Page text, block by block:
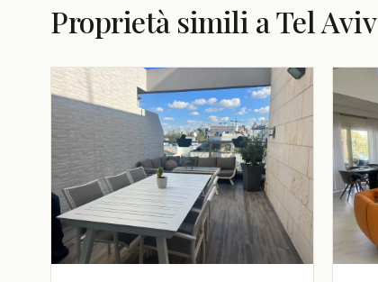
Proprietà simili a Tel Aviv